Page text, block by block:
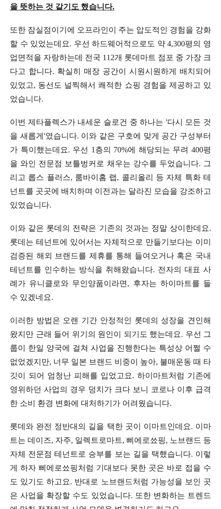
을 뜻하는 것 같기도 했습니다.
또한 잠실점이기에 오프라인이 주는 압도적인 경험을 강화
할 수 있었는데요. 우선 하드웨어적으로도 약 4,300평의 영
업면적을 자랑하는데 전국 112개 롯데마트 점포 중 가장 크
다고 합니다. 확실히 매장 공간이 시원시원하게 배치되어
있었고, 동선도 널찍해서 쾌적한 쇼핑 경험을 제공하고 있
었습니다.
이번 제타플렉스가 내세운 슬로건 중 하나는 '다시 모든 것
을 새롭게'였습니다. 이와 같은 구호에 맞게 공간 구성부터
가 특이했는데요. 우선 1층의 70%에 해당되는 무려 400평
을 와인 전문점 보틀벙커로 채우는 강수를 두었습니다. 그
리고 롭스 플러스, 룸바이홈 랩, 콜리올리 등 자체 특화 테
넌트를 곳곳에 배치하며 이전과는 달라진 모습을 강조하고
있었습니다.
이와 같은 롯데의 전략은 기존의 것과는 정말 상이한데요.
롯데는 테넌트에 있어서는 자체적으로 만들기보다는 이미
검증된 해외 브랜드를 제휴를 통해 들여오거나 혹은 국내
테넌트를 인수하는 방식을 취해왔습니다. 전자의 대표 사
례가 유니클로와 무인양품이라면, 후자는 하이마트를 들
수 있겠네요.
이러한 방법은 오랜 기간 안정적인 롯데의 성장을 견인해
왔지만 근래 들어 위기의 원인이 되기도 했는데요. 우선 그
룹이 한일 양국에 걸쳐 사업을 진행한다는 특성상 어쩔 수
없었겠지만, 너무 일본 브랜드 비중이 높아, 불매운동 때 타
깃이 되어 엄청난 피해를 입었고요. 하이마트처럼 기존에
영위하던 사업의 경우 덩치가 크다 보니 코로나 이후 급격
한 소비 환경 변화에 대처하기가 어려웠습니다.
롯데와 완전 정반대의 길을 택한 곳이 이마트인데요. 이마
트는 데이즈, 자주, 일렉트로마트, 삐에로쑈핑, 노브랜드 등
자체 전문점 테넌트로 승부를 보는 길을 택했습니다. 이렇
게 하자 삐에로쑈핑처럼 기대보다 못한 곳은 바로 접을 수
도 있기도 하고요. 반대로 노브랜드처럼 가능성을 보인 곳
은 사업을 확장할 수도 있었습니다. 또한 변화하는 트렌드